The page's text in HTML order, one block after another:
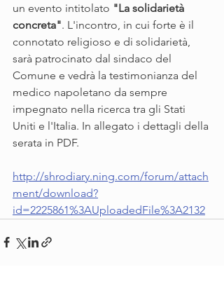
un evento intitolato "La solidarietà
concreta". L'incontro, in cui forte è il
connotato religioso e di solidarietà,
sarà patrocinato dal sindaco del
Comune e vedrà la testimonianza del
medico napoletano da sempre
impegnato nella ricerca tra gli Stati
Uniti e l'Italia. In allegato i dettagli della
serata in PDF.
http://shrodiary.ning.com/forum/attach
ment/download?
id=2225861%3AUploadedFile%3A2132